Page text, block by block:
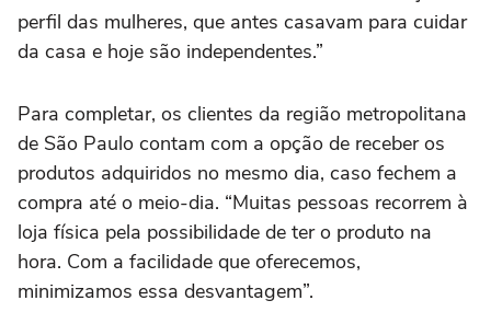
perfil das mulheres, que antes casavam para cuidar
da casa e hoje são independentes.”
Para completar, os clientes da região metropolitana
de São Paulo contam com a opção de receber os
produtos adquiridos no mesmo dia, caso fechem a
compra até o meio-dia. “Muitas pessoas recorrem à
loja física pela possibilidade de ter o produto na
hora. Com a facilidade que oferecemos,
minimizamos essa desvantagem”.